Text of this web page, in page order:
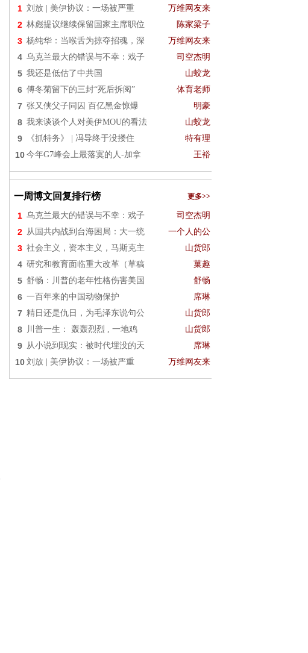
1 刘放 | 美伊协议：一场被严重 万维网友来
2 林彪提议继续保留国家主席职位 陈家梁子
3 杨纯华：当喉舌为掠夺招魂，深 万维网友来
4 乌克兰最大的错误与不幸：戏子 司空杰明
5 我还是低估了中共国 山蛟龙
6 傅冬菊留下的三封“死后拆阅” 体育老师
7 张又侠父子同囚 百亿黑金惊爆 明豪
8 我来谈谈个人对美伊MOU的看法 山蛟龙
9 《抓特务》 | 冯导终于没搂住 特有理
10 今年G7峰会上最落寞的人-加拿 王裕
一周博文回复排行榜 更多>>
1 乌克兰最大的错误与不幸：戏子 司空杰明
2 从国共内战到台海困局：大一统 一个人的公
3 社会主义，资本主义，马斯克主 山货郎
4 研究和教育面临重大改革（草稿 菓趣
5 舒畅：川普的老年性格伤害美国 舒畅
6 一百年来的中国动物保护 席琳
7 精日还是仇日，为毛泽东说句公 山货郎
8 川普一生： 轰轰烈烈 , 一地鸡 山货郎
9 从小说到现实：被时代埋没的天 席琳
10 刘放 | 美伊协议：一场被严重 万维网友来